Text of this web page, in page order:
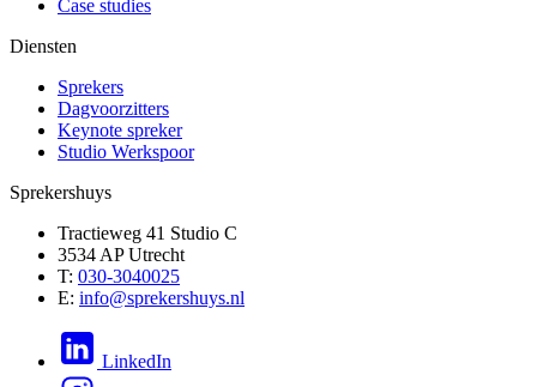
Case studies
Diensten
Sprekers
Dagvoorzitters
Keynote spreker
Studio Werkspoor
Sprekershuys
Tractieweg 41 Studio C
3534 AP Utrecht
T: 030-3040025
E: info@sprekershuys.nl
LinkedIn